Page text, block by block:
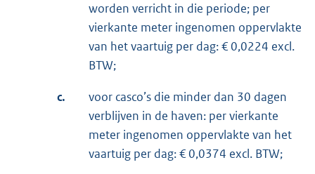
worden verricht in die periode; per
vierkante meter ingenomen oppervlakte
van het vaartuig per dag: € 0,0224 excl.
BTW;
c.
voor casco’s die minder dan 30 dagen
verblijven in de haven: per vierkante
meter ingenomen oppervlakte van het
vaartuig per dag: € 0,0374 excl. BTW;